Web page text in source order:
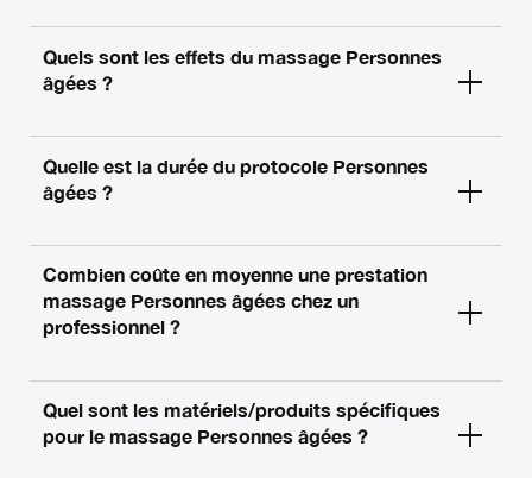
Quels sont les effets du massage Personnes
âgées ?
Quelle est la durée du protocole Personnes
âgées ?
Combien coûte en moyenne une prestation
massage Personnes âgées chez un
professionnel ?
Quel sont les matériels/produits spécifiques
pour le massage Personnes âgées ?